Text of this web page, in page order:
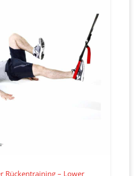
Rückentraining – Lower